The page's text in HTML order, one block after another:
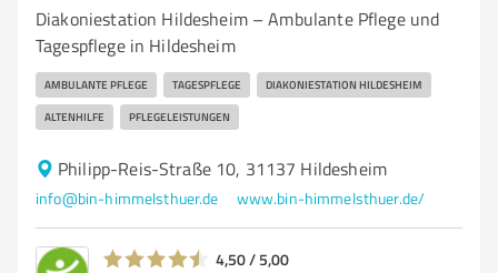
Diakoniestation Hildesheim – Ambulante Pflege und
Tagespflege in Hildesheim
AMBULANTE PFLEGE TAGESPFLEGE DIAKONIESTATION HILDESHEIM
ALTENHILFE PFLEGELEISTUNGEN
Philipp-Reis-Straße 10, 31137 Hildesheim
info@bin-himmelsthuer.de www.bin-himmelsthuer.de/
4,50 / 5,00